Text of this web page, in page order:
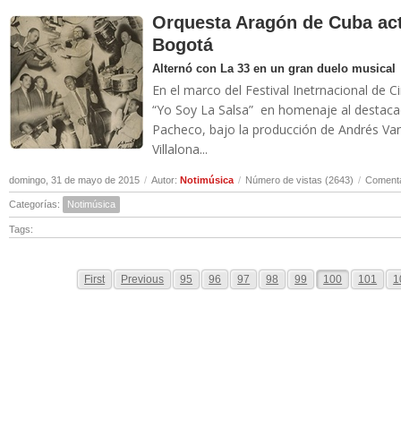
Orquesta Aragón de Cuba
Bogotá
Alternó con La 33 en un gran duelo musical
En el marco del Festival Inetrnacional de
“Yo Soy La Salsa” en homenaje al
Pacheco, bajo la producción de Andrés
Villalona...
domingo, 31 de mayo de 2015 / Autor: Notimúsica / Número de vistas (2643) /
Categorías: Notimúsica
Tags:
First Previous 95 96 97 98 99 100 101